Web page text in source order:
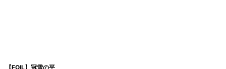
【FOIL】冠雪の平